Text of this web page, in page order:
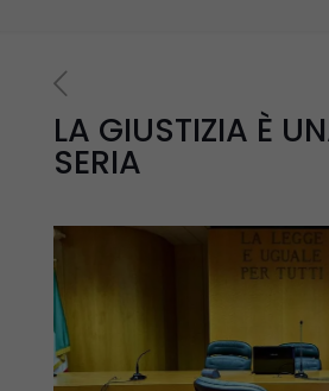
LA GIUSTIZIA È
SERIA